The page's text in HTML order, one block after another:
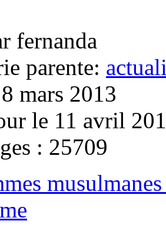
fernanda
parente:
mars 2013
le 11 avril
: 25709